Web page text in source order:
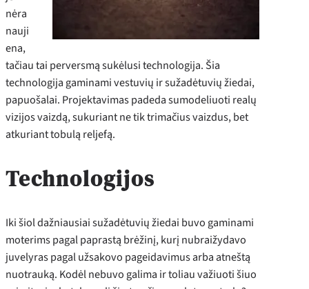
nėra
nauji
ena,
tačiau tai perversmą sukėlusi technologija. Šia
technologija gaminami vestuvių ir sužadėtuvių žiedai,
papuošalai. Projektavimas padeda sumodeliuoti realų
vizijos vaizdą, sukuriant ne tik trimačius vaizdus, bet
atkuriant tobulą reljefą.
Technologijos
Iki šiol dažniausiai sužadėtuvių žiedai buvo gaminami
moterims pagal paprastą brėžinį, kurį nubraižydavo
juvelyras pagal užsakovo pageidavimus arba atneštą
nuotrauką. Kodėl nebuvo galima ir toliau važiuoti šiuo